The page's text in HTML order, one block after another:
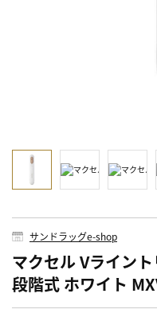
サンドラッグe-shop
マクセル Vライン
段階式 ホワイト